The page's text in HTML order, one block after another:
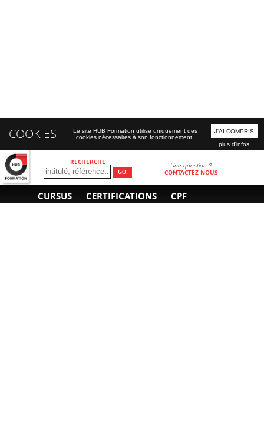
RECHERCHE Une question ?
CONTACTEZ-NOUS
CURSUS CERTIFICATIONS CPF
COOKIES
Le site HUB Formation utilise uniquement des
cookies nécessaires à son fonctionnement.
J'AI COMPRIS
plus d'infos